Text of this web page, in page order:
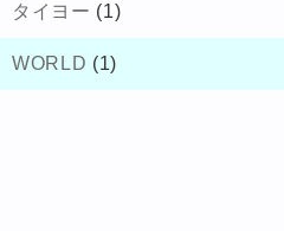
タイヨー (1)
WORLD (1)